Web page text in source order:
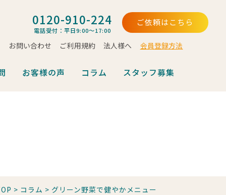
0120-910-224
電話受付：平日9:00～17:00
ご依頼はこちら
お問い合わせ ご利用規約 法人様へ 会員登録方法
お客様の声 コラム スタッフ募集
> コラム > グリーン野菜で健やかメニュー